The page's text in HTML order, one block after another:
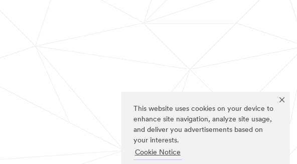
This website uses cookies on your device to
enhance site navigation, analyze site usage,
and deliver you advertisements based on
your interests.
Cookie Notice